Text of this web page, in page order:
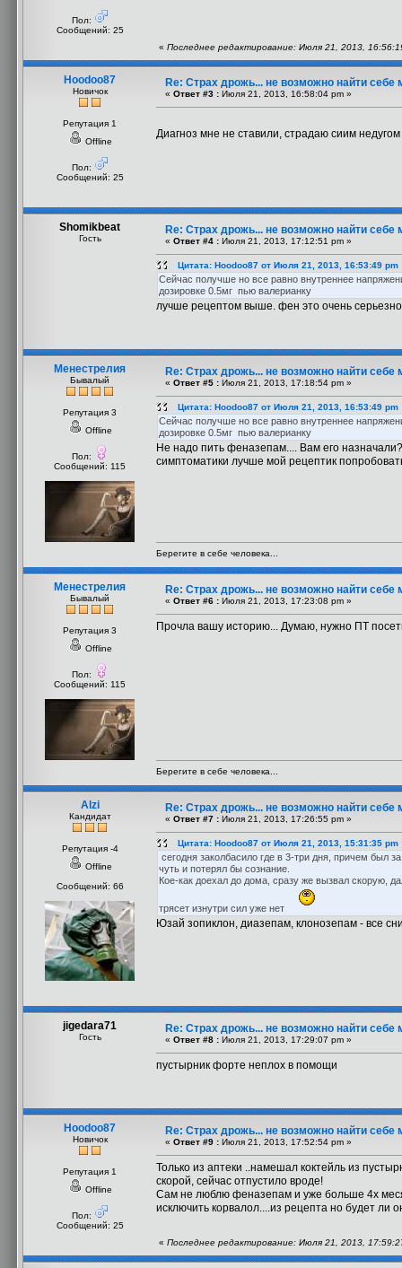
Пол:
Сообщений: 25
« Последнее редактирование: Июля 21, 2013,
Hoodoo87
Новичок
Репутация 1
Offline
Пол:
Сообщений: 25
Re: Страх дрожь... не возможно найти себе
« Ответ #3 : Июля 21, 2013, 16:58:04 pm »
Диагноз мне не ставили, страдаю сиим
Shomikbeat
Гость
Re: Страх дрожь... не возможно найти себе
« Ответ #4 : Июля 21, 2013, 17:12:51 pm »
Цитата: Hoodoo87 от Июля 21, 2013, 16:53:49 pm
Сейчас получше но все равно внутреннее
дозировке 0.5мг пью валерианку
лучше рецептом выше. фен это очень серьезно
Менестрелия
Бывалый
Репутация 3
Offline
Пол:
Сообщений: 115
Re: Страх дрожь... не возможно найти себе
« Ответ #5 : Июля 21, 2013, 17:18:54 pm »
Цитата: Hoodoo87 от Июля 21, 2013, 16:53:49 pm
Сейчас получше но все равно внутреннее
дозировке 0.5мг пью валерианку
Не надо пить феназепам.... Вам его
симптоматики лучше мой рецептик
Берегите в себе человека...
Менестрелия
Бывалый
Репутация 3
Offline
Пол:
Сообщений: 115
Re: Страх дрожь... не возможно найти себе
« Ответ #6 : Июля 21, 2013, 17:23:08 pm »
Прочла вашу историю... Думаю, нужно ПТ
Берегите в себе человека...
Alzi
Кандидат
Репутация -4
Offline
Сообщений: 66
Re: Страх дрожь... не возможно найти себе
« Ответ #7 : Июля 21, 2013, 17:26:55 pm »
Цитата: Hoodoo87 от Июля 21, 2013, 15:31:35 pm
сегодня заколбасило где в 3-три дня, причем был
чуть и потерял бы сознание.
Кое-как доехал до дома, сразу же вызвал скорую,
трясет изнутри сил уже нет
Юзай зопиклон, диазепам, клонозепам - все
jigedara71
Гость
Re: Страх дрожь... не возможно найти себе
« Ответ #8 : Июля 21, 2013, 17:29:07 pm »
пустырник форте неплох в помощи
Hoodoo87
Новичок
Репутация 1
Offline
Пол:
Сообщений: 25
Re: Страх дрожь... не возможно найти себе
« Ответ #9 : Июля 21, 2013, 17:52:54 pm »
Только из аптеки ..намешал коктейль из
скорой, сейчас отпустило вроде!
Сам не люблю феназепам и уже больше 4х
исключить корвалол....из рецепта но будет ли
« Последнее редактирование: Июля 21, 2013,